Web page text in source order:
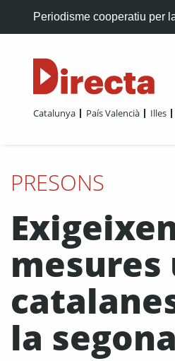
Periodisme cooperatiu per
Catalunya País Valencià Illes
PRESONS
mesures
la